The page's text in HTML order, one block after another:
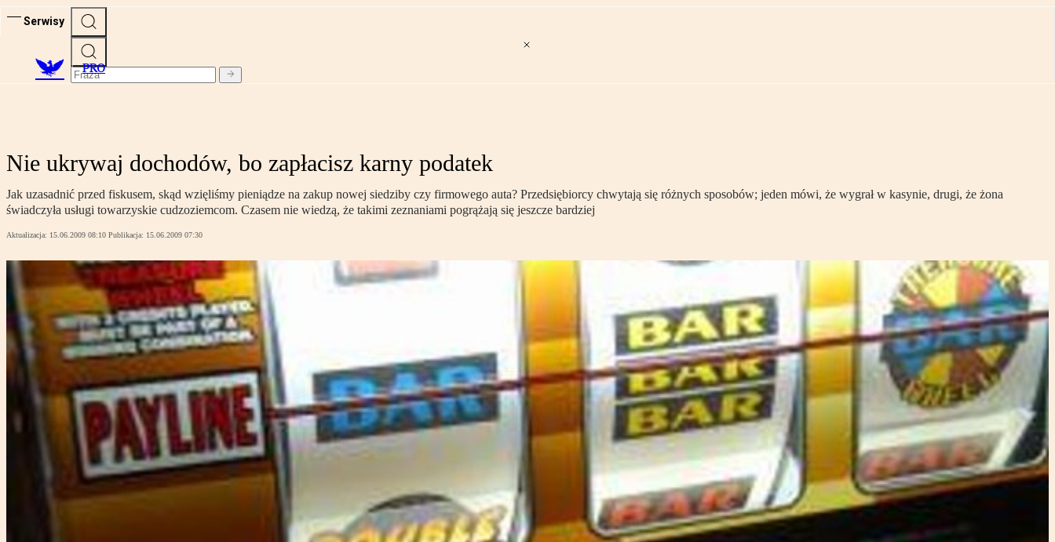
Serwisy
PRO
Nie ukrywaj dochodów, bo zapłacisz karny podatek
Jak uzasadnić przed fiskusem, skąd wzięliśmy pieniądze na zakup nowej siedziby czy firmowego auta? Przedsiębiorcy chwytają się różnych sposobów; jeden mówi, że wygrał w kasynie, drugi, że żona
świadczyła usługi towarzyskie cudzoziemcom. Czasem nie wiedzą, że takimi zeznaniami pogrążają się jeszcze bardziej
Aktualizacja: 15.06.2009 08:10 Publikacja: 15.06.2009 07:30